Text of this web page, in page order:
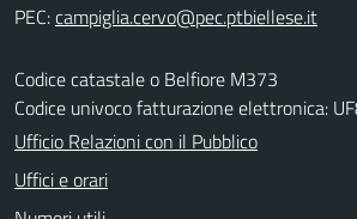
PEC:
Codice catastale o Belfiore M373
Codice univoco fatturazione elettronica:
Ufficio Relazioni con il Pubblico
Uffici e orari